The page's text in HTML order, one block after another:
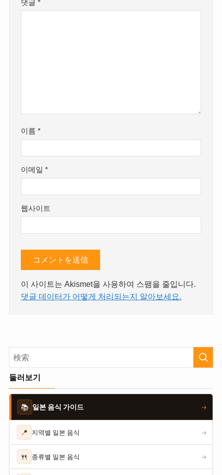
댓글*
이름*
이메일*
웹사이트
이 사이트는 Akismet을 사용하여 스팸을 줄입니다.
댓글 데이터가 어떻게 처리되는지 알아보세요.
둘러보기
📚 일본 음식 가이드 →
📍 지역별 일본 음식 →
🍴 종류별 일본 음식 →